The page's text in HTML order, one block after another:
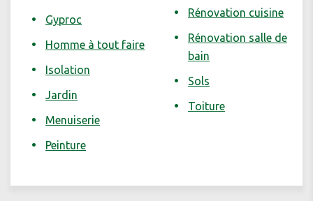
Gyproc
Homme à tout faire
Isolation
Jardin
Menuiserie
Peinture
Rénovation cuisine
Rénovation salle de
bain
Sols
Toiture